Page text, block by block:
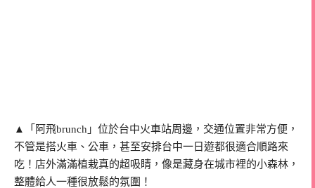
▲「阿飛brunch」位於台中火車站周邊，交通位置非常方便，
不管是搭火車、公車，甚至安排台中一日遊都很適合順路來
吃！店外滿滿植栽真的超吸睛，像是藏身在城市裡的小森林，
整體給人一種很放鬆的氛圍！